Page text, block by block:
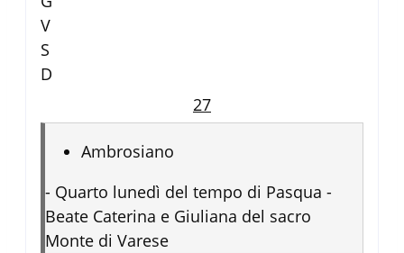
V
S
D
27
Ambrosiano
- Quarto lunedì del tempo di Pasqua -
Beate Caterina e Giuliana del sacro
Monte di Varese